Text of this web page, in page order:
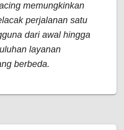
memungkinkan
perjalanan satu
dari awal hingga
layanan
berbeda.